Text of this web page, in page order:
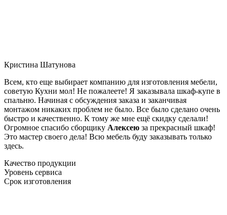
Кристина Шатунова
Всем, кто еще выбирает компанию для изготовления мебели,
советую Кухни мол! Не пожалеете! Я заказывала шкаф-купе в
спальню. Начиная с обсуждения заказа и заканчивая
монтажом никаких проблем не было. Все было сделано очень
быстро и качественно. К тому же мне ещё скидку сделали!
Огромное спасибо сборщику Алексею за прекрасный шкаф!
Это мастер своего дела! Всю мебель буду заказывать только
здесь.
Качество продукции
Уровень сервиса
Срок изготовления